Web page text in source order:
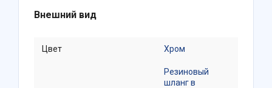
Внешний вид
Цвет Хром
Резиновый
шланг в